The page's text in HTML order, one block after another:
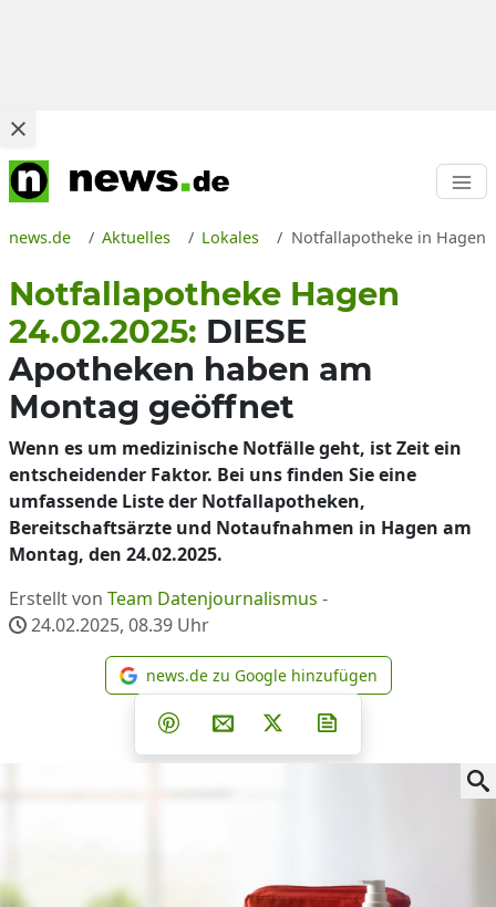
news.de Aktuelles Lokales Notfallapotheke in Hagen
Notfallapotheke Hagen
24.02.2025: DIESE
Apotheken haben am
Montag geöffnet
Wenn es um medizinische Notfälle geht, ist Zeit ein
entscheidender Faktor. Bei uns finden Sie eine
umfassende Liste der Notfallapotheken,
Bereitschaftsärzte und Notaufnahmen in Hagen am
Montag, den 24.02.2025.
Erstellt von Team Datenjournalismus -
24.02.2025, 08.39 Uhr
news.de zu Google
news.de zu Google hinzufügen
Teilen auf Facebook
Teilen auf Whatsapp
Teilen auf Telegram
Teilen auf Pinterest
Per E-Mail teilen
Post auf X